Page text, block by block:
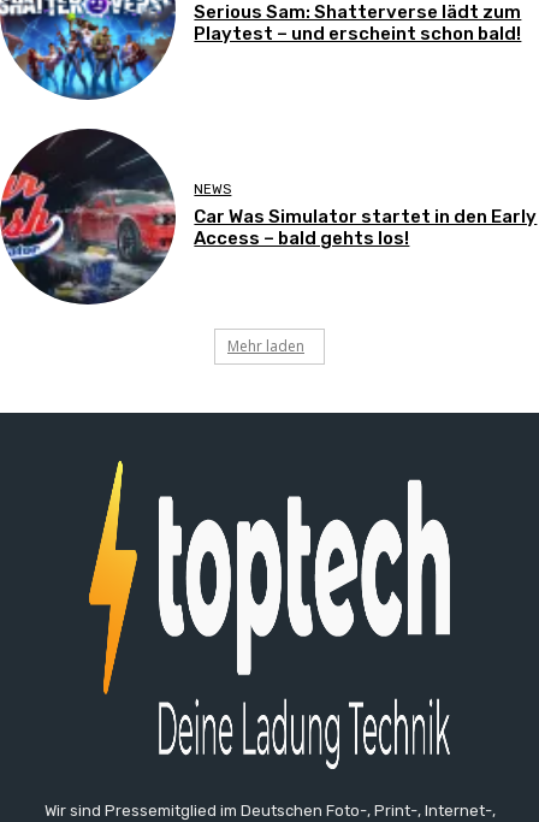
Serious Sam: Shatterverse lädt zum
Playtest – und erscheint schon bald!
NEWS
Car Was Simulator startet in den Early
Access – bald gehts los!
Mehr laden
Wir sind Pressemitglied im Deutschen Foto-, Print-, Internet-,